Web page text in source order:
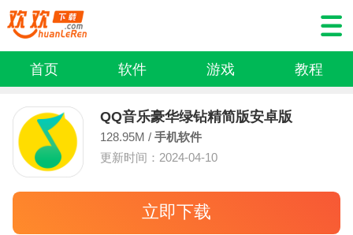
首页 软件 游戏 教程
QQ音乐豪华绿钻精简版安卓版
128.95M / 手机软件
更新时间：2024-04-10
立即下载